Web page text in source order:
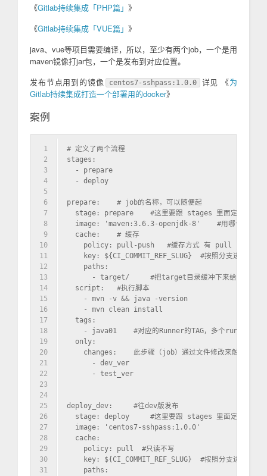
《Gitlab持续集成「PHP篇」 》
《Gitlab持续集成「VUE篇」 》
java、vue等项目需要编译，所以，至少有两个job，一个是用
maven镜像打jar包，一个是发布到对应位置。
发布节点用到的镜像
centos7-sshpass:1.0.0 详见 《为
Gitlab持续集成打造一个部署用的docker》
案例
1
2
3
4
5
6
7
8
9
10
11
12
13
14
15
16
17
18
19
20
21
22
23
24
25
26
27
28
29
30
31
# 定义了两个流程
stages:
  - prepare
  - deploy
prepare:    # job的名称，可以随便起
stage: prepare    #这里要跟 stages 里面定义的保持
  image: 'maven:3.6.3-openjdk-8'    #用哪个镜像
  cache:    # 缓存
policy: pull-push   #缓存方式 有 pull push
    key: ${CI_COMMIT_REF_SLUG}  #按照分支进行缓冲
    paths:
      - target/     #把target目录缓冲下来给下一步用
  script:   #执行脚本
    - mvn -v && java -version
    - mvn clean install
  tags:
- java01    #对应的Runner的TAG，多个runner可以
  only:
changes:    此步骤（job）通过文件修改来触发，下
      - dev_ver
      - test_ver
deploy_dev:     #往dev版发布
stage: deploy     #这里要跟 stages 里面定义的保持
  image: 'centos7-sshpass:1.0.0'
  cache:
    policy: pull  #只读不写
    key: ${CI_COMMIT_REF_SLUG}  #按照分支进行缓冲
    paths: